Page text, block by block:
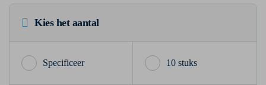
Kies het aantal
10 stuks